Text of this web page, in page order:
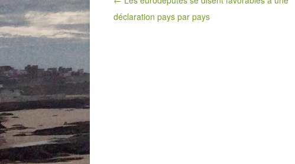
déclaration pays par pays